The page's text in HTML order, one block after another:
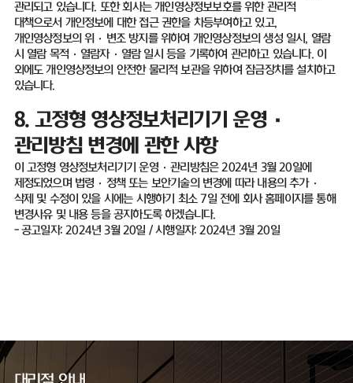
관리되고 있습니다. 또한 회사는 개인영상정보보호를 위한 관리적
대책으로서 개인정보에 대한 접근 권한을 차등부여하고 있고,
개인영상정보의 위 · 변조 방지를 위하여 개인영상정보의 생성 일시 , 열람
시 열람 목적·열람자·열람 일시 등을 기록하여 관리하고 있습니다. 이
외에도 개인영상정보의 안전한 물리적 보관을 위하여 잠금장치를 설치하고
있습니다.
8. 고정형 영상정보처리기기 운영·
관리방침 변경에 관한 사항
이 고정형 영상정보처리기기 운영·관리방침은2024년 3월20일에
제정되었으며 법령 · 정책 또는 보안기술의 변경에 따라 내용의 추가·
삭제 및 수정이 있을 시에는 시행하기 최소7일 전에 회사 홈페이지를 통해
변경사유 및 내용 등을 공지하도록 하겠습니다.
-공고일자: 2024년3월 20일 /시행일자: 2024년 3월20일